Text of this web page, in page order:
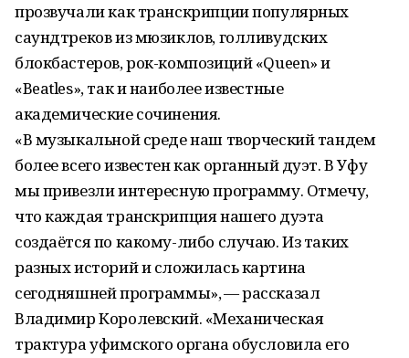
прозвучали как транскрипции популярных
саундтреков из мюзиклов, голливудских
блокбастеров, рок-композиций «Queen» и
«Beatles», так и наиболее известные
академические сочинения.
«В музыкальной среде наш творческий тандем
более всего известен как органный дуэт. В Уфу
мы привезли интересную программу. Отмечу,
что каждая транскрипция нашего дуэта
создаётся по какому-либо случаю. Из таких
разных историй и сложилась картина
сегодняшней программы», — рассказал
Владимир Королевский. «Механическая
трактура уфимского органа обусловила его